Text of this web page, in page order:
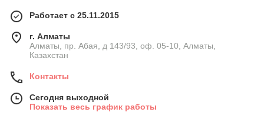
Работает с 25.11.2015
г. Алматы
Алматы, пр. Абая, д 143/93, оф. 05-10, Алматы,
Казахстан
Контакты
Сегодня выходной
Показать весь график работы